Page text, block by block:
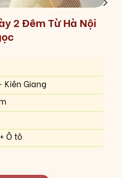
2 Đêm Từ Hà Nội
Kiên Giang
Ô tô